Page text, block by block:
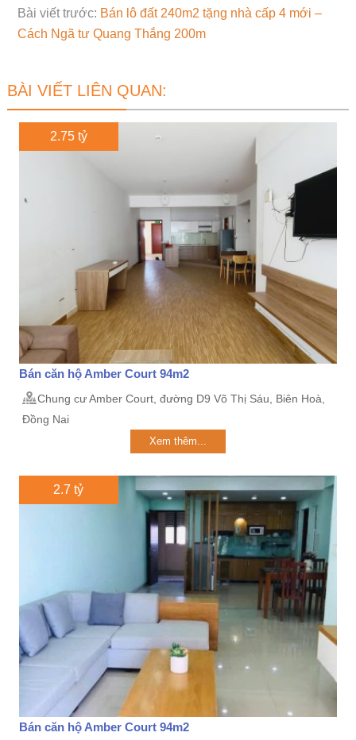
Bài viết trước: Bán lô đất 240m2 tặng nhà cấp 4 mới –
Cách Ngã tư Quang Thắng 200m
BÀI VIẾT LIÊN QUAN:
2.75 tỷ
Bán căn hộ Amber Court 94m2
Chung cư Amber Court, đường D9 Võ Thị Sáu, Biên Hoà,
Đồng Nai
Xem thêm...
2.7 tỷ
Bán căn hộ Amber Court 94m2